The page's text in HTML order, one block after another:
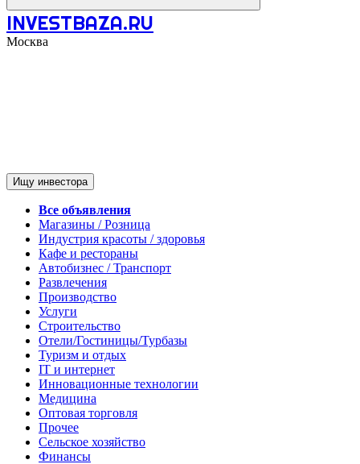
INVESTBAZA.RU
Москва
Ищу инвестора
Все объявления
Магазины / Розница
Индустрия красоты / здоровья
Кафе и рестораны
Автобизнес / Транспорт
Развлечения
Производство
Услуги
Строительство
Отели/Гостиницы/Турбазы
Туризм и отдых
IT и интернет
Инновационные технологии
Медицина
Оптовая торговля
Прочее
Сельское хозяйство
Финансы